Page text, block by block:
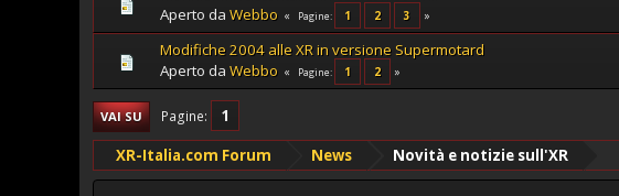
Aperto da Webbo Pagine 1 2 3
Modifiche 2004 alle XR in versione Supermotard
Aperto da Webbo Pagine 1 2
VAI SU Pagine 1
XR-Italia.com Forum News Novità e notizie sull'XR